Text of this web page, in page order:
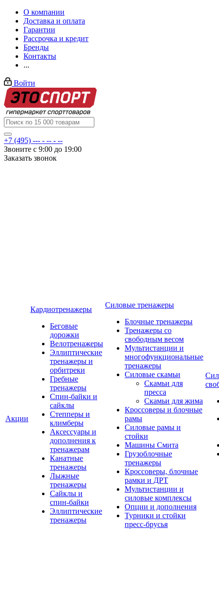
О компании
Доставка и оплата
Гарантии
Рассрочка и кредит
Бренды
Контакты
...
Войти
+7 (495) --- - -- - --
Звоните с 9:00 до 19:00
Заказать звонок
Акции
Кардиотренажеры
Беговые
дорожки
Велотренажеры
Эллиптические
тренажеры и
орбитреки
Гребные
тренажеры
Спин-байки и
сайклы
Степперы и
климберы
Аксессуары и
дополнения к
тренажерам
Канатные
тренажеры
Лыжные
тренажеры
Сайклы и
спин-байки
Эллиптические
тренажеры
Силовые тренажеры
Блочные тренажеры
Тренажеры со
свободным весом
Мультистанции и
многофункциональные
тренажеры
Силовые скамьи
Скамьи для
пресса
Скамьи для жима
Кроссоверы и блочные
рамы
Силовые рамы и
стойки
Машины Смита
Грузоблочные
тренажеры
Кроссоверы, блочные
рамки и ДРТ
Мультистанции и
силовые комплексы
Опции и дополнения
Турники и стойки
пресс-брусья